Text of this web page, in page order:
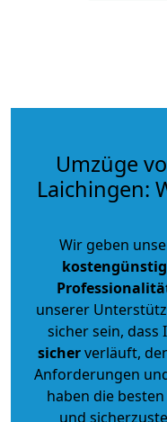
Umzüge
Laichingen:
Wir geben
kostengünstig
unserer
sicher sein, dass
sicherverläuft,
Anforderungen
haben die
und